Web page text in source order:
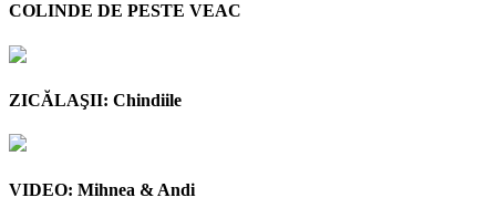
COLINDE DE PESTE VEAC
ZICĂLAŞII: Chindiile
VIDEO: Mihnea & Andi